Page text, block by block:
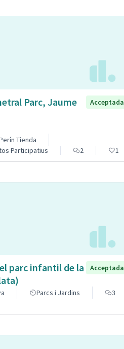
Parc, Jaume
Acceptada
Tienda
Participatius
2 1
parc infantil de la
Acceptada
Parcs i Jardins
3